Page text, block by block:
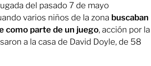
del pasado 7 de mayo
varios niños de la zona buscaban
como parte de un juego, acción por la
a la casa de David Doyle, de 58